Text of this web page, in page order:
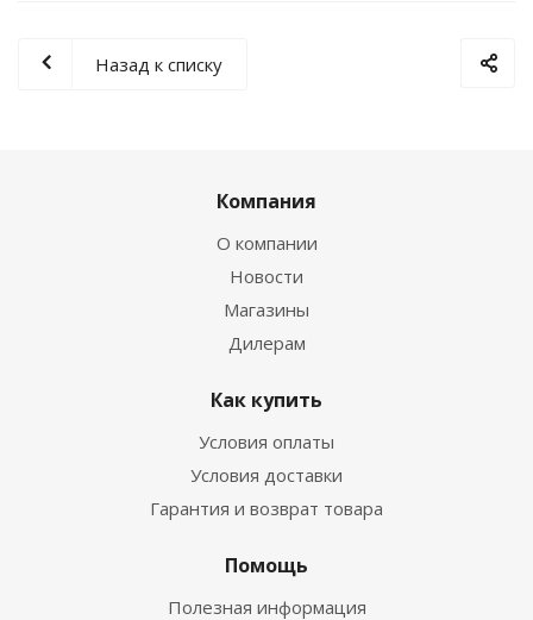
Назад к списку
Компания
О компании
Новости
Магазины
Дилерам
Как купить
Условия оплаты
Условия доставки
Гарантия и возврат товара
Помощь
Полезная информация